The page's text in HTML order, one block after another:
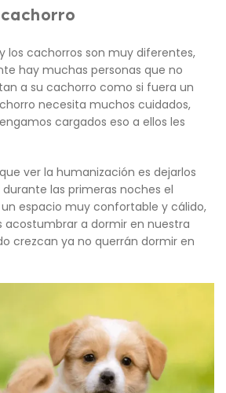
los cachorros son muy diferentes,
hay muchas personas que no
a su cachorro como si fuera un
necesita muchos cuidados,
cargados eso a ellos les
ver la humanización es dejarlos
las primeras noches el
espacio muy confortable y cálido,
acostumbrar a dormir en nuestra
crezcan ya no querrán dormir en